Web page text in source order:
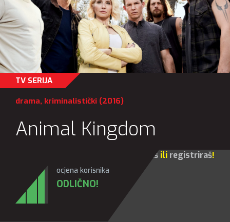
TV SERIJA
drama, kriminalistički (2016)
Animal Kingdom
prijaviš ili registriraš!
ocjena korisnika
ODLIČNO!